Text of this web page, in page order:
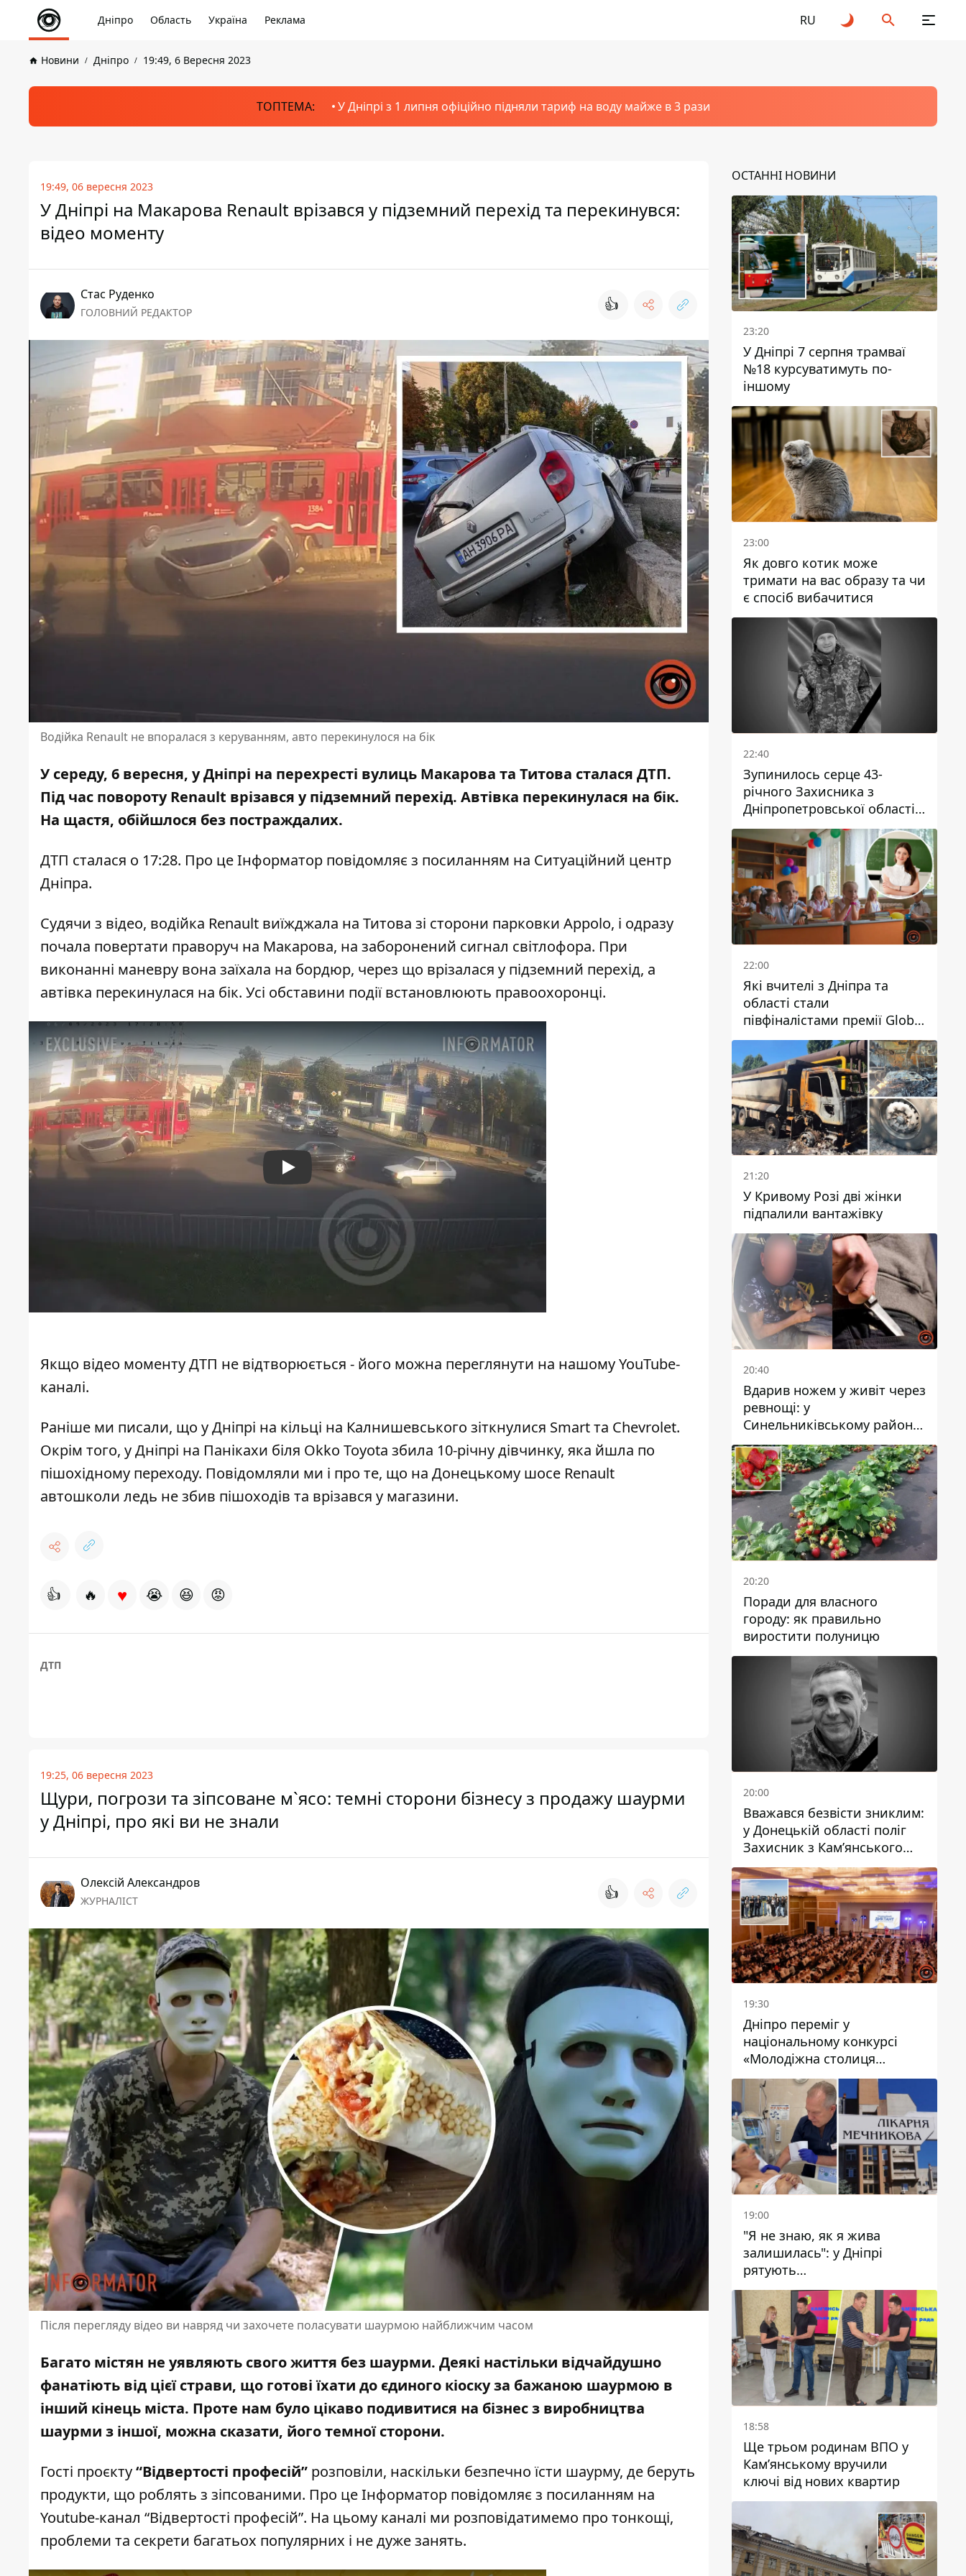
Дніпро Область Україна Реклама RU
Новини Дніпро 19:49, 6 Вересня 2023
ТОПТЕМА: У Дніпрі з 1 липня офіційно підняли тариф на воду майже в 3 рази
19:49, 06 вересня 2023
У Дніпрі на Макарова Renault врізався у підземний перехід та перекинувся:
відео моменту
Стас Руденко
ГОЛОВНИЙ РЕДАКТОР 👍
Водійка Renault не впоралася з керуванням, авто перекинулося на бік
У середу, 6 вересня, у Дніпрі на перехресті вулиць Макарова та Титова сталася ДТП.
Під час повороту Renault врізався у підземний перехід. Автівка перекинулася на бік.
На щастя, обійшлося без постраждалих.
ДТП сталася о 17:28. Про це Інформатор повідомляє з посиланням на Ситуаційний центр
Дніпра.
Судячи з відео, водійка Renault виїжджала на Титова зі сторони парковки Appolo, і одразу
почала повертати праворуч на Макарова, на заборонений сигнал світлофора. При
виконанні маневру вона заїхала на бордюр, через що врізалася у підземний перехід, а
автівка перекинулася на бік. Усі обставини події встановлюють правоохоронці.
Play
Якщо відео моменту ДТП не відтворюється - його можна переглянути на нашому YouTube-
каналі.
Раніше ми писали, що у Дніпрі на кільці на Калнишевського зіткнулися Smart та Chevrolet.
Окрім того, у Дніпрі на Панікахи біля Okko Toyota збила 10-річну дівчинку, яка йшла по
пішохідному переходу. Повідомляли ми і про те, що на Донецькому шосе Renault
автошколи ледь не збив пішоходів та врізався у магазини.
👍 🔥 ♥ 😭 😆 😡
ДТП
19:25, 06 вересня 2023
Щури, погрози та зіпсоване м`ясо: темні сторони бізнесу з продажу шаурми
у Дніпрі, про які ви не знали
Олексій Александров
ЖУРНАЛІСТ 👍
Після перегляду відео ви навряд чи захочете поласувати шаурмою найближчим часом
Багато містян не уявляють свого життя без шаурми. Деякі настільки відчайдушно
фанатіють від цієї страви, що готові їхати до єдиного кіоску за бажаною шаурмою в
інший кінець міста. Проте нам було цікаво подивитися на бізнес з виробництва
шаурми з іншої, можна сказати, його темної сторони.
Гості проєкту“Відвертості професій” розповіли, наскільки безпечно їсти шаурму, де беруть
продукти, що роблять з зіпсованими. Про це Інформатор повідомляє з посиланням на
Youtube-канал “Відвертості професій”. На цьому каналі ми розповідатимемо про тонкощі,
проблеми та секрети багатьох популярних і не дуже занять.
ОСТАННІ НОВИНИ
23:20
У Дніпрі 7 серпня трамваї
№18 курсуватимуть по-
іншому
23:00
Як довго котик може
тримати на вас образу та чи
є спосіб вибачитися
22:40
Зупинилось серце 43-
річного Захисника з
Дніпропетровської області
Євгена Зінченка
22:00
Які вчителі з Дніпра та
області стали
півфіналістами премії Global
Teacher Prize Ukraine 2026
21:20
У Кривому Розі дві жінки
підпалили вантажівку
20:40
Вдарив ножем у живіт через
ревнощі: у
Синельниківському районі
затримали 49-річного
чоловіка за вбивство
20:20
Поради для власного
городу: як правильно
виростити полуницю
20:00
Вважався безвісти зниклим:
у Донецькій області поліг
Захисник з Кам’янського
Антон Красовський
19:30
Дніпро переміг у
національному конкурсі
«Молодіжна столиця
України – 2026»
19:00
"Я не знаю, як я жива
залишилась": у Дніпрі
рятують
військовослужбовицю та
мати чотирьох дітей, яку
поранив КАБ
18:58
Ще трьом родинам ВПО у
Кам’янському вручили
ключі від нових квартир